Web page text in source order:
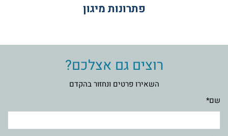
פתרונות מיגון
רוצים גם אצלכם?
השאירו פרטים ונחזור בהקדם
שם*